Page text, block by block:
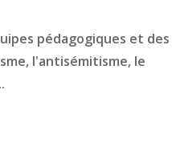
pédagogiques et des
l'antisémitisme, le